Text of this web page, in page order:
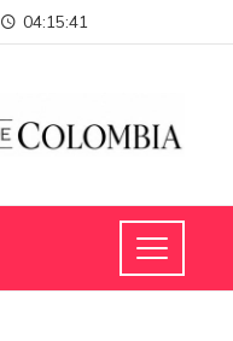
04:15:41